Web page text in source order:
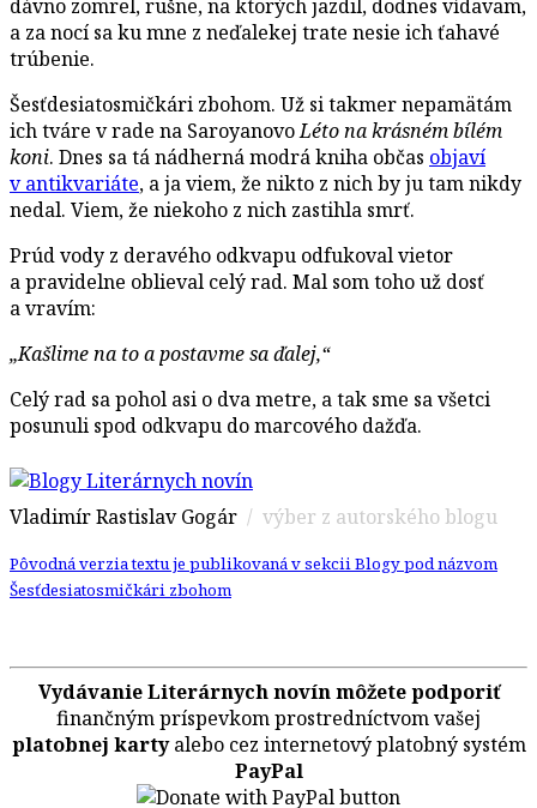
dávno zomrel, rušne, na ktorých jazdil, dodnes vídavam,
a za nocí sa ku mne z neďalekej trate nesie ich ťahavé
trúbenie.
Šesťdesiatosmičkári zbohom. Už si takmer nepamätám
ich tváre v rade na SaroyanovoLéto na krásném bílém
koni. Dnes sa tá nádherná modrá kniha občas objaví
v antikvariáte, a ja viem, že nikto z nich by ju tam nikdy
nedal. Viem, že niekoho z nich zastihla smrť.
Prúd vody z deravého odkvapu odfukoval vietor
a pravidelne oblieval celý rad. Mal som toho už dosť
a vravím:
„Kašlime na to a postavme sa ďalej,“
Celý rad sa pohol asi o dva metre, a tak sme sa všetci
posunuli spod odkvapu do marcového dažďa.
Vladimír Rastislav Gogár / výber z autorského blogu
Pôvodná verzia textu je publikovaná v sekcii Blogy pod názvom
Šesťdesiatosmičkári zbohom
Vydávanie Literárnych novín môžete podporiť
finančným príspevkom prostredníctvom vašej
platobnej kartyalebo cez internetový platobný systém
PayPal